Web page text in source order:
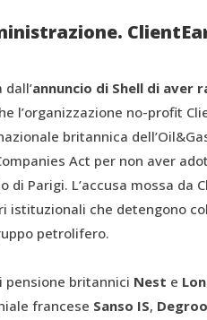
annuncio di Shell di aver
l’organizzazione no-profit
britannica
Act per non aver
Parigi. L’accusa mossa da
istituzionali che detengono
petrolifero.
pensione britannici Nest e
francese Sanso IS,